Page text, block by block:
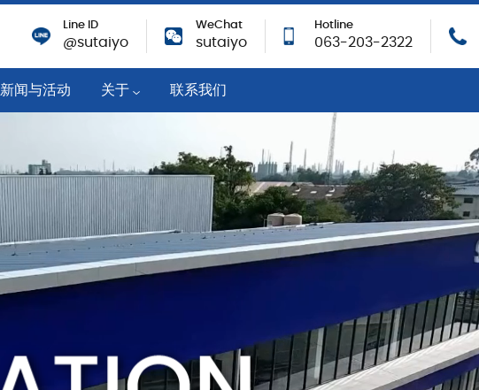
Line ID
@sutaiyo
WeChat
sutaiyo
Hotline
063-203-2322
新闻与活动 关于
战略移动分销商
可持续性
企业社会责任
成就与奖励
隐私政策
联系我们